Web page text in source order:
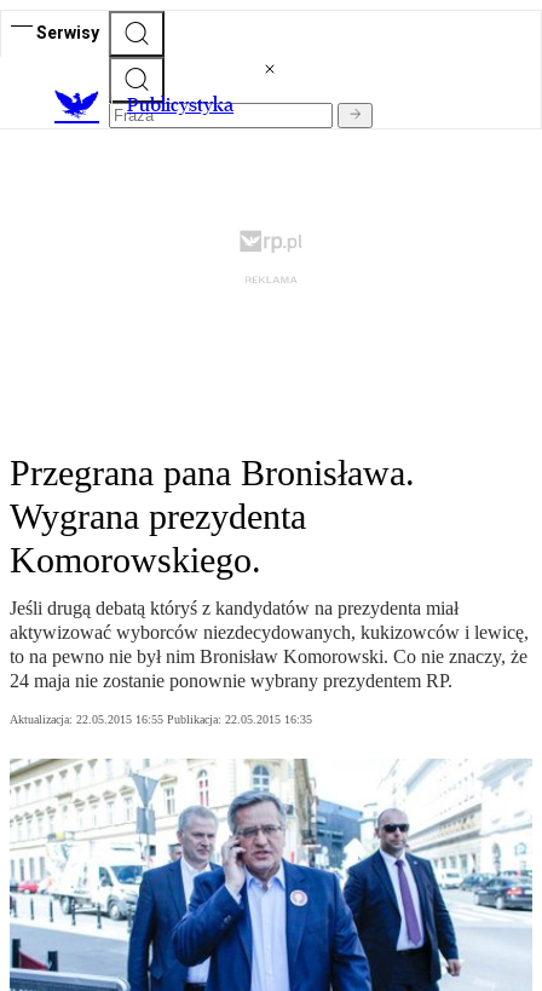
Serwisy
Publicystyka
Przegrana pana Bronisława.
Wygrana prezydenta
Komorowskiego.
Jeśli drugą debatą któryś z kandydatów na prezydenta miał
aktywizować wyborców niezdecydowanych, kukizowców i lewicę,
to na pewno nie był nim Bronisław Komorowski. Co nie znaczy, że
24 maja nie zostanie ponownie wybrany prezydentem RP.
Aktualizacja: 22.05.2015 16:55 Publikacja: 22.05.2015 16:35